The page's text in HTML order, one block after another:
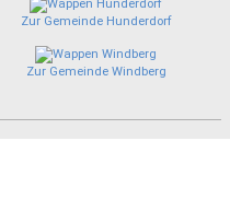
Zur Gemeinde Hunderdorf
Zur Gemeinde Windberg